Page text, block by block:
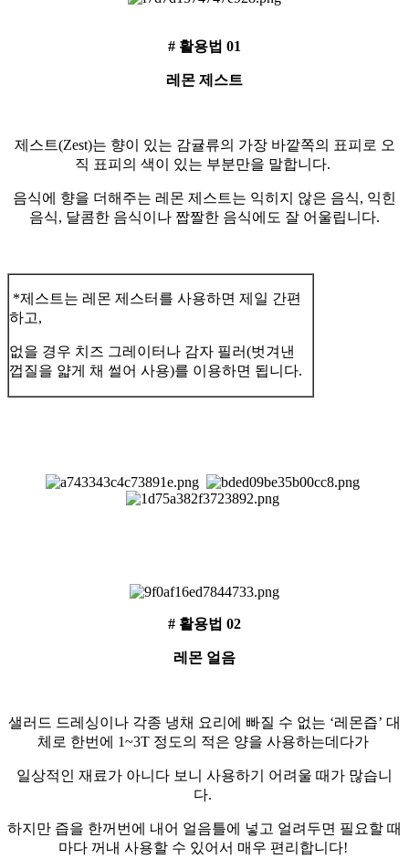
# 활용법 01
레몬 제스트
제스트(Zest)는 향이 있는 감귤류의 가장 바깥쪽의 표피로 오
직 표피의 색이 있는 부분만을 말합니다.
음식에 향을 더해주는 레몬 제스트는 익히지 않은 음식, 익힌
음식, 달콤한 음식이나 짭짤한 음식에도 잘 어울립니다.
*제스트는 레몬 제스터를 사용하면 제일 간편
하고,
없을 경우 치즈 그레이터나 감자 필러(벗겨낸
껍질을 얇게 채 썰어 사용)를 이용하면 됩니다.
# 활용법 02
레몬 얼음
샐러드 드레싱이나 각종 냉채 요리에 빠질 수 없는 ‘레몬즙’ 대
체로 한번에 1~3T 정도의 적은 양을 사용하는데다가
일상적인 재료가 아니다 보니 사용하기 어려울 때가 많습니
다.
하지만 즙을 한꺼번에 내어 얼음틀에 넣고 얼려두면 필요할 때
마다 꺼내 사용할 수 있어서 매우 편리합니다!